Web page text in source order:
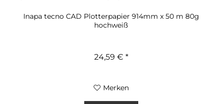
Inapa tecno CAD Plotterpapier 914mm x 50 m 80g
hochweiß
24,59 € *
Merken